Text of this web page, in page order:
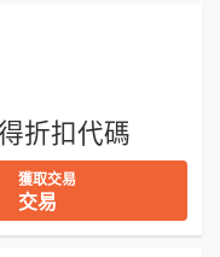
折扣代碼
獲取交易
交易